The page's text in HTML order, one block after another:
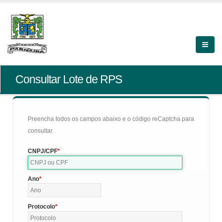
Consultar Lote de RPS
Preencha todos os campos abaixo e o código reCaptcha para
consultar.
CNPJ/CPF
Ano
Protocolo